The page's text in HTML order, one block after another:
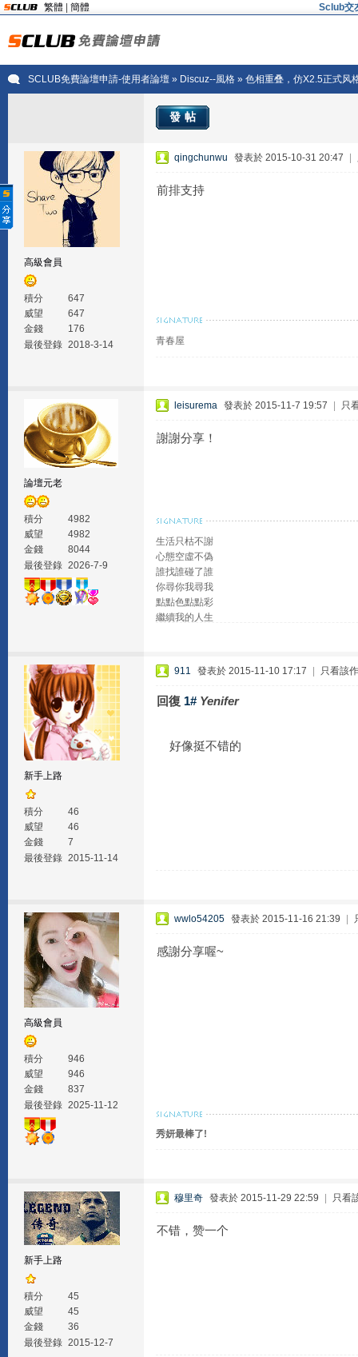
繁體 簡體 Sclub交
SCLUB免費論壇申請-使用者論壇» Discuz--風格» 色相重叠，仿X2.5正式风
發帖
高級會員
積分
647
威望
647
金錢
176
最後登錄 2018-3-14
qingchunwu 發表於 2015-10-31 20:47
前排支持
青春屋
論壇元老
積分
4982
威望
4982
金錢
8044
最後登錄 2026-7-9
leisurema 發表於 2015-11-7 19:57 只
謝謝分享！
生活只枯不謝
心態空虛不偽
誰找誰碰了誰
你尋你我尋我
點點色點點彩
繼續我的人生
新手上路
積分
46
威望
46
金錢
7
最後登錄 2015-11-14
911 發表於 2015-11-10 17:17 只看該
回復 1# Yenifer
好像挺不错的
高級會員
積分
946
威望
946
金錢
837
最後登錄 2025-11-12
wwlo54205 發表於 2015-11-16 21:39
感謝分享喔~
秀妍最棒了!
新手上路
積分
45
威望
45
金錢
36
最後登錄 2015-12-7
穆里奇 發表於 2015-11-29 22:59 只看
不错，赞一个